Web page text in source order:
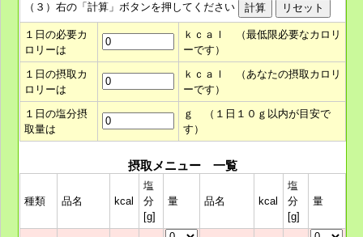
（３）右の「計算」ボタンを押してください
１日の必要カ
ロリーは
ｋｃａｌ （最低限必要なカロリ
ーです）
１日の摂取カ
ロリーは
ｋｃａｌ （あなたの摂取カロリ
ーです）
１日の塩分摂
取量は
ｇ （１日１０ｇ以内が目安で
す）
摂取メニュー 一覧
種類 品名 kcal
塩
分
[g]
量 品名 kcal
塩
分
[g]
量